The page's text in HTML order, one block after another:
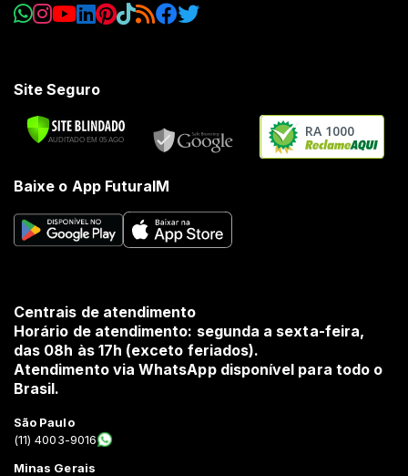
Site Seguro
RA 1000
Baixe o App FuturaIM
Centrais de atendimento
Horário de atendimento: segunda a sexta-feira,
das 08h às 17h (exceto feriados).
Atendimento via WhatsApp disponível para todo o
Brasil.
São Paulo
(11) 4003-9016
Minas Gerais